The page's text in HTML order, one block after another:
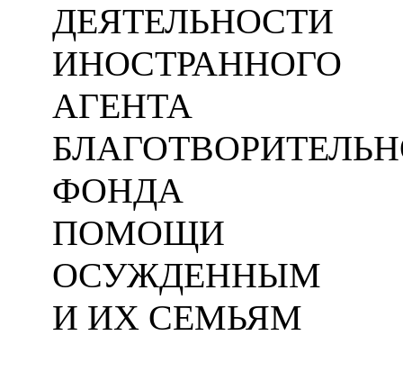
ДЕЯТЕЛЬНОСТИ
ИНОСТРАННОГО
АГЕНТА
ФОНДА
ПОМОЩИ
ОСУЖДЕННЫМ
И ИХ СЕМЬЯМ